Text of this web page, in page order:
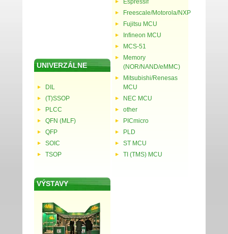
UNIVERZÁLNE
DIL
(T)SSOP
PLCC
QFN (MLF)
QFP
SOIC
TSOP
Espressif
Freescale/Motorola/NXP
Fujitsu MCU
Infineon MCU
MCS-51
Memory
(NOR/NAND/eMMC)
Mitsubishi/Renesas
MCU
NEC MCU
other
PICmicro
PLD
ST MCU
TI (TMS) MCU
VÝSTAVY